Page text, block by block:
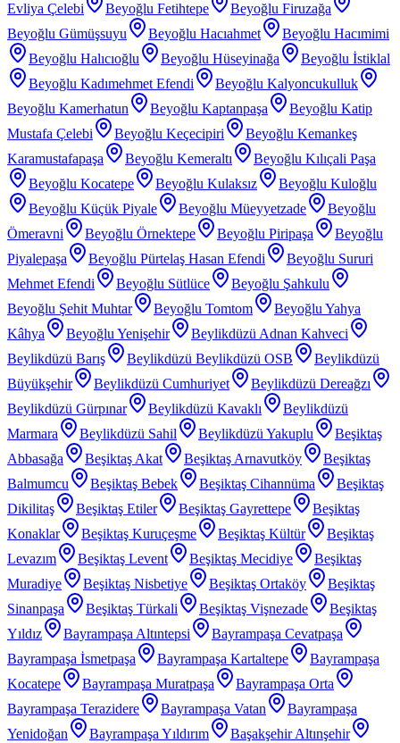
Evliya Çelebi
Beyoğlu Fetihtepe
Beyoğlu Firuzağa
Beyoğlu Gümüşsuyu
Beyoğlu Hacıahmet
Beyoğlu Hacımimi
Beyoğlu Halıcıoğlu
Beyoğlu Hüseyinağa
Beyoğlu İstiklal
Beyoğlu Kadımehmet Efendi
Beyoğlu Kalyoncukulluk
Beyoğlu Kamerhatun
Beyoğlu Kaptanpaşa
Beyoğlu Katip
Mustafa Çelebi
Beyoğlu Keçecipiri
Beyoğlu Kemankeş
Karamustafapaşa
Beyoğlu Kemeraltı
Beyoğlu Kılıçali Paşa
Beyoğlu Kocatepe
Beyoğlu Kulaksız
Beyoğlu Kuloğlu
Beyoğlu Küçük Piyale
Beyoğlu Müeyyetzade
Beyoğlu
Ömeravni
Beyoğlu Örnektepe Beyoğlu Piripaşa
Beyoğlu
Piyalepaşa
Beyoğlu Pürtelaş Hasan Efendi
Beyoğlu Sururi
Mehmet Efendi
Beyoğlu Sütlüce
Beyoğlu Şahkulu
Beyoğlu Şehit Muhtar
Beyoğlu Tomtom
Beyoğlu Yahya
Kâhya
Beyoğlu Yenişehir
Beylikdüzü Adnan Kahveci
Beylikdüzü Barış
Beylikdüzü Beylikdüzü OSB
Beylikdüzü
Büyükşehir
Beylikdüzü Cumhuriyet
Beylikdüzü Dereağzı
Beylikdüzü Gürpınar
Beylikdüzü Kavaklı
Beylikdüzü
Marmara
Beylikdüzü Sahil Beylikdüzü Yakuplu
Beşiktaş
Abbasağa
Beşiktaş Akat Beşiktaş Arnavutköy
Beşiktaş
Balmumcu
Beşiktaş Bebek Beşiktaş Cihannüma
Beşiktaş
Dikilitaş
Beşiktaş Etiler Beşiktaş Gayrettepe
Beşiktaş
Konaklar
Beşiktaş Kuruçeşme Beşiktaş Kültür
Beşiktaş
Levazım
Beşiktaş Levent Beşiktaş Mecidiye
Beşiktaş
Muradiye
Beşiktaş Nisbetiye Beşiktaş Ortaköy
Beşiktaş
Sinanpaşa
Beşiktaş Türkali Beşiktaş Vişnezade
Beşiktaş
Yıldız
Bayrampaşa Altıntepsi
Bayrampaşa Cevatpaşa
Bayrampaşa İsmetpaşa
Bayrampaşa Kartaltepe
Bayrampaşa
Kocatepe
Bayrampaşa Muratpaşa
Bayrampaşa Orta
Bayrampaşa Terazidere
Bayrampaşa Vatan
Bayrampaşa
Yenidoğan
Bayrampaşa Yıldırım
Başakşehir Altınşehir